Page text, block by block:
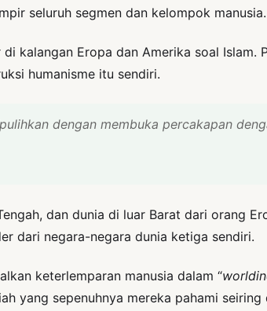
seluruh segmen dan kelompok manusia.
kalangan Eropa dan Amerika soal Islam.
humanisme itu sendiri.
dengan membuka percakapan
dan dunia di luar Barat dari orang
dari negara-negara dunia ketiga sendiri.
keterlemparan manusia dalam “
yang sepenuhnya mereka pahami seiring